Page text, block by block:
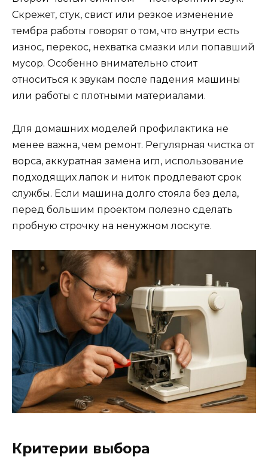
Скрежет, стук, свист или резкое изменение
тембра работы говорят о том, что внутри есть
износ, перекос, нехватка смазки или попавший
мусор. Особенно внимательно стоит
относиться к звукам после падения машины
или работы с плотными материалами.
Для домашних моделей профилактика не
менее важна, чем ремонт. Регулярная чистка от
ворса, аккуратная замена игл, использование
подходящих лапок и ниток продлевают срок
службы. Если машина долго стояла без дела,
перед большим проектом полезно сделать
пробную строчку на ненужном лоскуте.
Критерии выбора